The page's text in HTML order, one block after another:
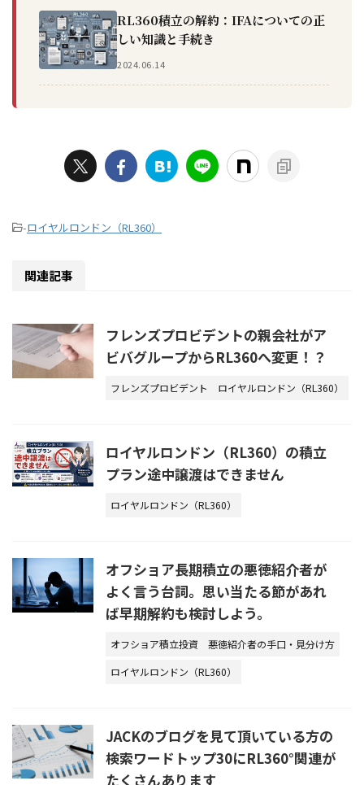
RL360積立の解約：IFAについての正
しい知識と手続き
2024.06.14
-ロイヤルロンドン（RL360）
関連記事
フレンズプロビデントの親会社がア
ビバグループからRL360へ変更！？
フレンズプロビデント ロイヤルロンドン（RL360）
ロイヤルロンドン（RL360）の積立
プラン途中譲渡はできません
ロイヤルロンドン（RL360）
オフショア長期積立の悪徳紹介者が
よく言う台詞。思い当たる節があれ
ば早期解約も検討しよう。
オフショア積立投資
悪徳紹介者の手口・見分け方
ロイヤルロンドン（RL360）
JACKのブログを見て頂いている方の
検索ワードトップ30にRL360°関連が
たくさんあります